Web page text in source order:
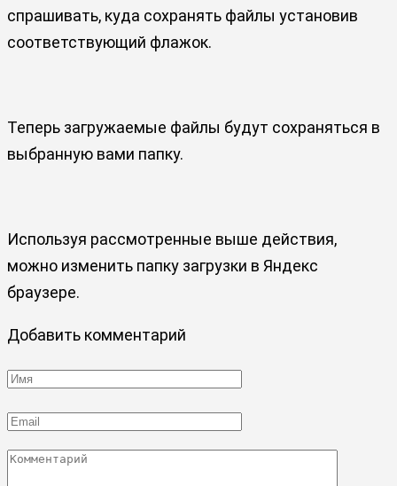
спрашивать, куда сохранять файлы установив
соответствующий флажок.
Теперь загружаемые файлы будут сохраняться в
выбранную вами папку.
Используя рассмотренные выше действия,
можно изменить папку загрузки в Яндекс
браузере.
Добавить комментарий
Имя
Email
*
Комментарий